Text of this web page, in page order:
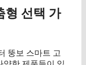
형 선택 가
뚱보 스마트 고